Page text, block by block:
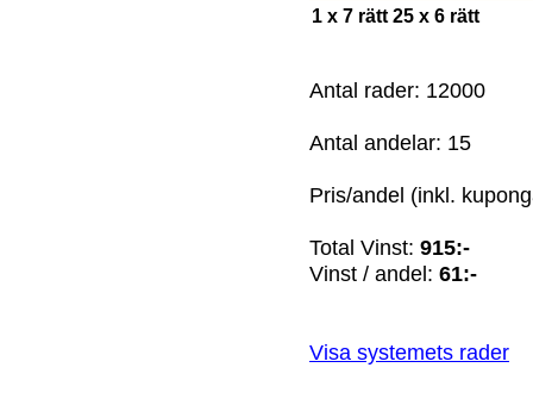
1 x 7 rätt 25 x 6 rätt
Antal rader: 12000
Antal andelar: 15
Pris/andel (inkl.
Total Vinst: 915:-
Vinst / andel: 61:-
Visa systemets rader